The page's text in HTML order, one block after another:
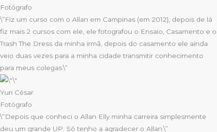
Fotógrafo
\”Fiz um curso com o Allan em Campinas (em 2012), depois de lá
fiz mais 2 cursos com ele, ele fotografou o Ensaio, Casamento e o
Trash The Dress da minha irmã, depois do casamento ele ainda
veio duas vezes para a minha cidade transmitir conhecimento
para meus colegas.\”
Yuri César
Fotógrafo
\”Depois que conheci o Allan Elly minha carreira simplesmente
deu um grande UP. Só tenho a agradecer o Allan.\”